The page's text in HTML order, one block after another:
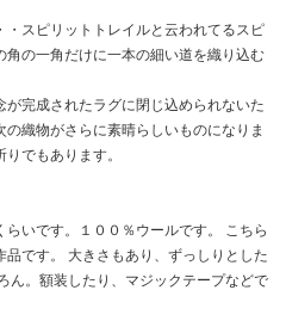
・スピリットトレイルと云われてるスピ
角の一角だけに一本の細い道を織り込む
が完成されたラグに閉じ込められないた
織物がさらに素晴らしいものになりま
でもあります。
いです。１００％ウールです。 こちら
です。 大きさもあり、ずっしりとした
ん。額装したり、マジックテープなどで